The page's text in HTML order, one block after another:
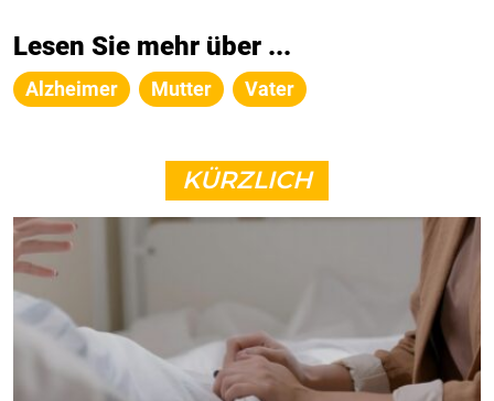
Lesen Sie mehr über ...
Alzheimer Mutter Vater
KÜRZLICH